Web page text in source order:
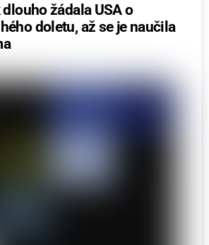
žádala USA o
doletu, až se je naučila